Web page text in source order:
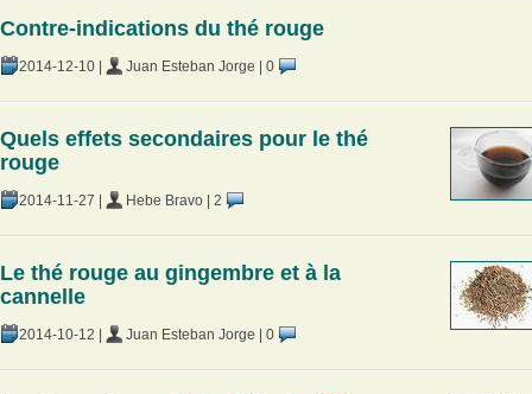
Contre-indications du thé rouge
2014-12-10 Juan Esteban Jorge 0
Quels effets secondaires pour le thé
rouge
2014-11-27 Hebe Bravo 2
Le thé rouge au gingembre et à la
cannelle
2014-10-12 Juan Esteban Jorge 0